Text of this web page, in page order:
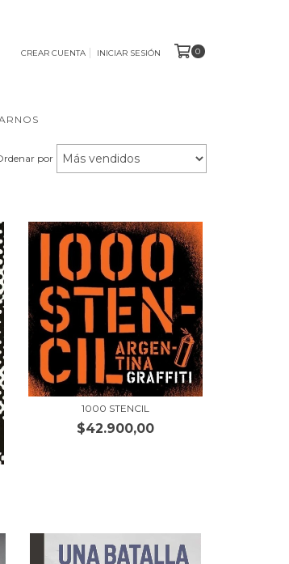
CREAR CUENTA INICIAR SESIÓN 0
por
1000 STENCIL
$42.900,00